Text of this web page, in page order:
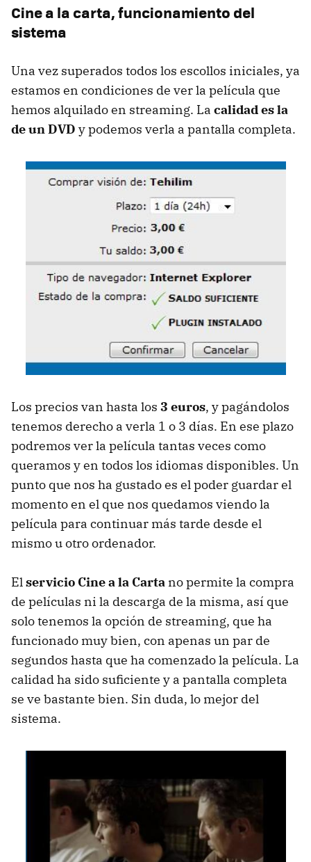
Cine a la carta, funcionamiento del
sistema
Una vez superados todos los escollos iniciales, ya
estamos en condiciones de ver la película que
hemos alquilado en streaming. La calidad es la
de un DVD y podemos verla a pantalla completa.
Los precios van hasta los 3 euros, y pagándolos
tenemos derecho a verla 1 o 3 días. En ese plazo
podremos ver la película tantas veces como
queramos y en todos los idiomas disponibles. Un
punto que nos ha gustado es el poder guardar el
momento en el que nos quedamos viendo la
película para continuar más tarde desde el
mismo u otro ordenador.
Elservicio Cine a la Carta no permite la compra
de películas ni la descarga de la misma, así que
solo tenemos la opción de streaming, que ha
funcionado muy bien, con apenas un par de
segundos hasta que ha comenzado la película. La
calidad ha sido suficiente y a pantalla completa
se ve bastante bien. Sin duda, lo mejor del
sistema.